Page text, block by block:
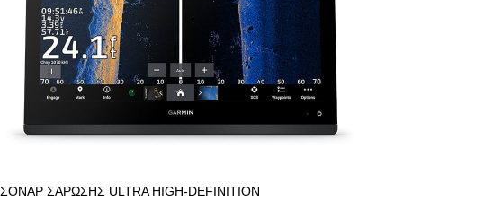
ΣΟΝΑΡ ΣΑΡΩΣΗΣ ULTRA HIGH-DEFINITION